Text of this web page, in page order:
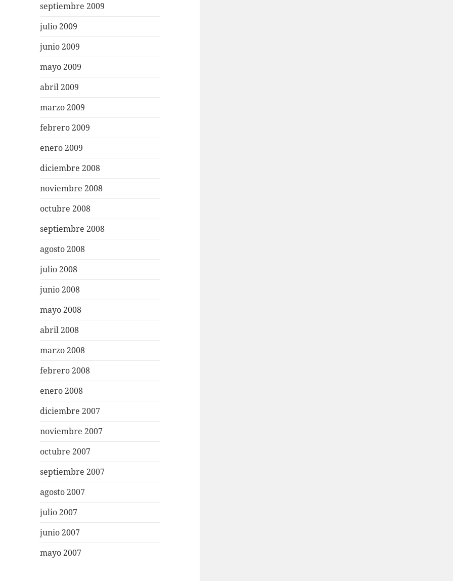
septiembre 2009
julio 2009
junio 2009
mayo 2009
abril 2009
marzo 2009
febrero 2009
enero 2009
diciembre 2008
noviembre 2008
octubre 2008
septiembre 2008
agosto 2008
julio 2008
junio 2008
mayo 2008
abril 2008
marzo 2008
febrero 2008
enero 2008
diciembre 2007
noviembre 2007
octubre 2007
septiembre 2007
agosto 2007
julio 2007
junio 2007
mayo 2007